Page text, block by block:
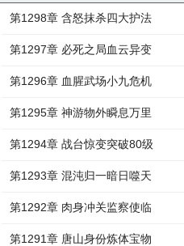
第1298章 含怒抹杀四大护法
第1297章 必死之局血云异变
第1296章 血腥武场小九危机
第1295章 神游物外瞬息万里
第1294章 战台惊变突破80级
第1293章 混沌归一暗日噬天
第1292章 肉身冲关监察使临
第1291章 唐山身份炼体宝物